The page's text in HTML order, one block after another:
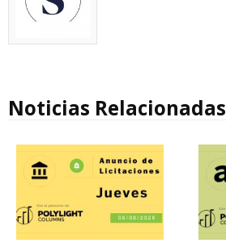
Noticias Relacionadas